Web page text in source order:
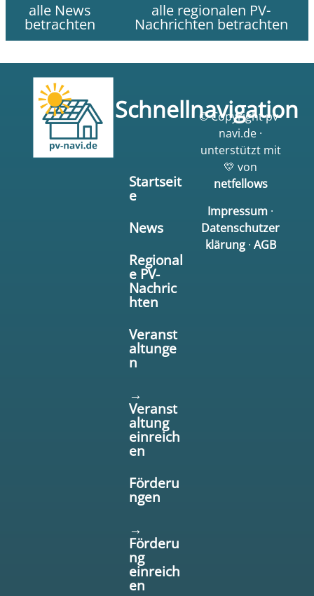
alle News
betrachten
alle regionalen PV-
Nachrichten betrachten
Schnellnavigation
Startseit
e
News
Regional
e PV-
Nachric
hten
Veranst
altunge
n
→
Veranst
altung
einreich
en
Förderu
ngen
→
Förderu
ng
einreich
en
© Copyright pv-
navi.de ·
unterstützt mit
💛 von
netfellows
Impressum ·
Datenschutzer
klärung· AGB